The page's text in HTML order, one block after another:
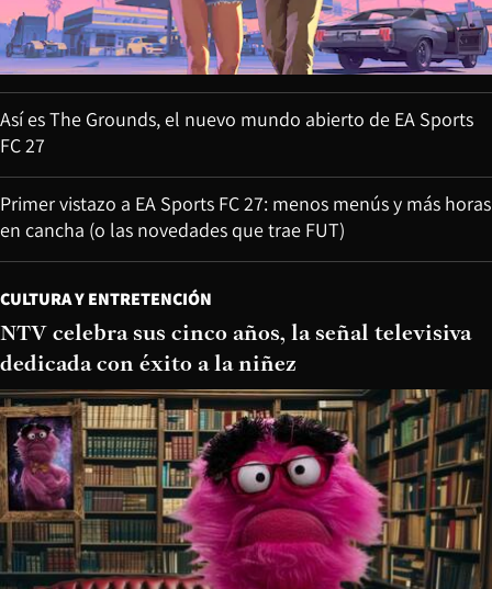
Así es The Grounds, el nuevo mundo abierto de EA Sports
FC 27
Primer vistazo a EA Sports FC 27: menos menús y más horas
en cancha (o las novedades que trae FUT)
CULTURA Y ENTRETENCIÓN
NTV celebra sus cinco años, la señal televisiva
dedicada con éxito a la niñez